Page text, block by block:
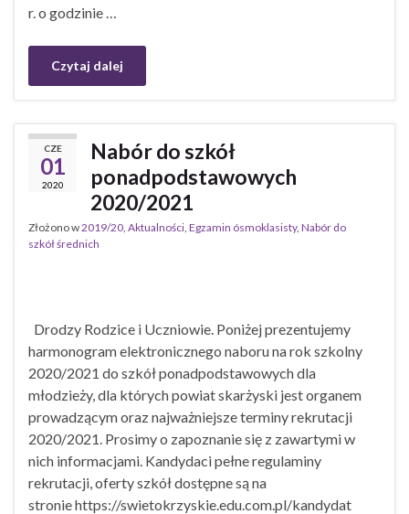
r. o godzinie …
Czytaj dalej
CZE
01
2020
Nabór do szkół
ponadpodstawowych
2020/2021
Złożono w2019/20 Aktualności Egzamin ósmoklasisty, Nabór do
szkół średnich
Drodzy Rodzice i Uczniowie. Poniżej prezentujemy
harmonogram elektronicznego naboru na rok szkolny
2020/2021 do szkół ponadpodstawowych dla
młodzieży, dla których powiat skarżyski jest organem
prowadzącym oraz najważniejsze terminy rekrutacji
2020/2021. Prosimy o zapoznanie się z zawartymi w
nich informacjami. Kandydaci pełne regulaminy
rekrutacji, oferty szkół dostępne są na
stronie https://swietokrzyskie.edu.com.pl/kandydat